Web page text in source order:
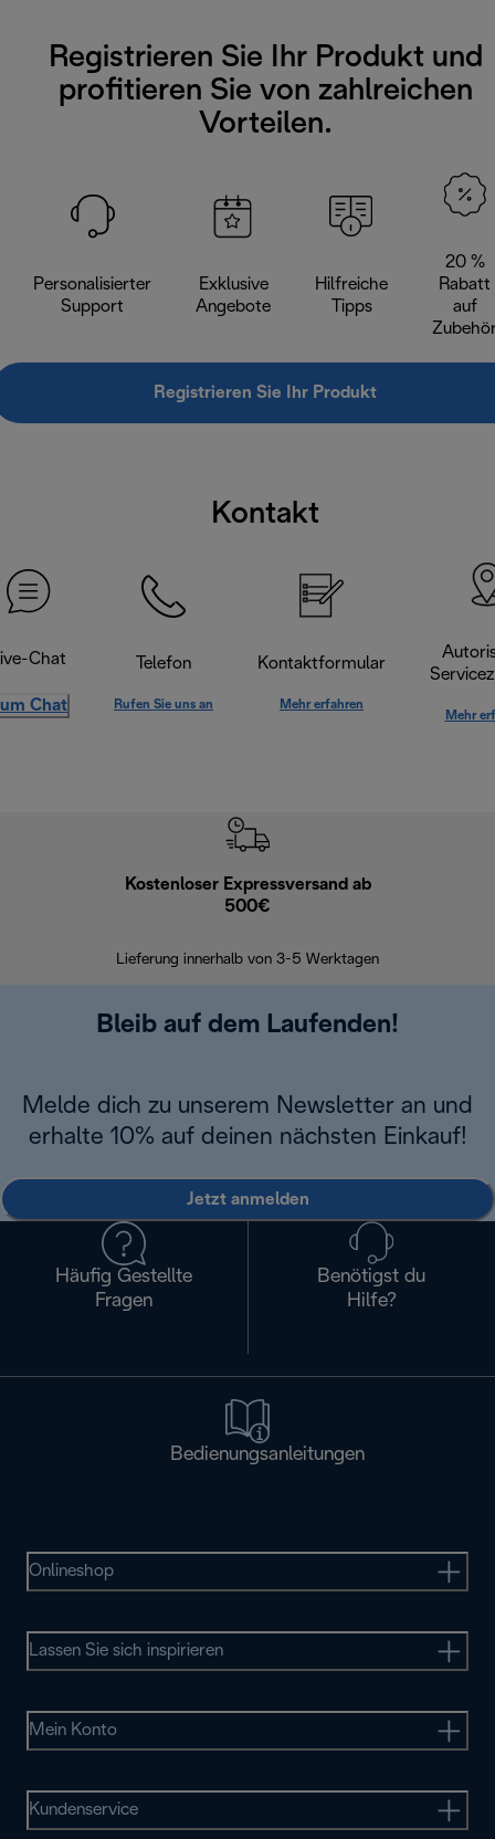
Registrieren Sie Ihr Produkt und
profitieren Sie von zahlreichen
Vorteilen.
Personalisierter
Support
Exklusive
Angebote
Hilfreiche
Tipps
20 %
Rabatt
auf
Registrieren Sie Ihr Produkt
Kontakt
Chat
Chat
Telefon
Rufen Sie uns an
Kontaktformular
Mehr erfahren
Mehr
Kostenloser Expressversand ab
500€
Lieferung innerhalb von 3-5 Werktagen
Bleib auf dem Laufenden!
Melde dich zu unserem Newsletter an und
erhalte 10% auf deinen nächsten Einkauf!
Jetzt anmelden
Häufig Gestellte
Fragen
Benötigst du
Hilfe?
Bedienungsanleitungen
Onlineshop
Lassen Sie sich inspirieren
Mein Konto
Kundenservice